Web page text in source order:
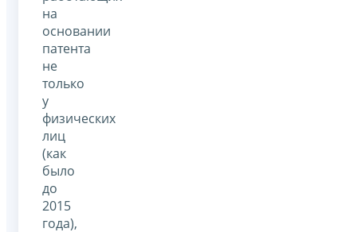
на
основании
патента
не
только
у
физических
лиц
(как
было
до
2015
года),